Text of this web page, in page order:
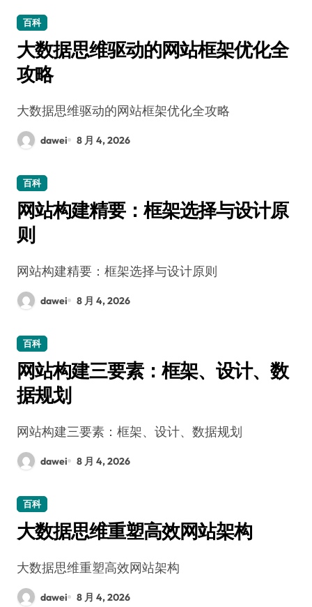
百科
大数据思维驱动的网站框架优化全
攻略
大数据思维驱动的网站框架优化全攻略
dawei 8 月 4, 2026
百科
网站构建精要：框架选择与设计原
则
网站构建精要：框架选择与设计原则
dawei 8 月 4, 2026
百科
网站构建三要素：框架、设计、数
据规划
网站构建三要素：框架、设计、数据规划
dawei 8 月 4, 2026
百科
大数据思维重塑高效网站架构
大数据思维重塑高效网站架构
dawei 8 月 4, 2026